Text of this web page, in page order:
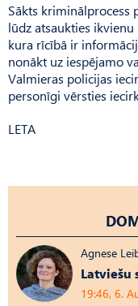
Sākts kriminālprocess
lūdz atsaukties
kura rīcībā ir
nonākt uz iespējamo
Valmieras policijas
personīgi vērsties
LETA
Agnese
Latviešu
19:46, 6.